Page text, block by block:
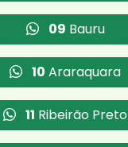
09 Bauru
10 Araraquara
11 Ribeirão Preto